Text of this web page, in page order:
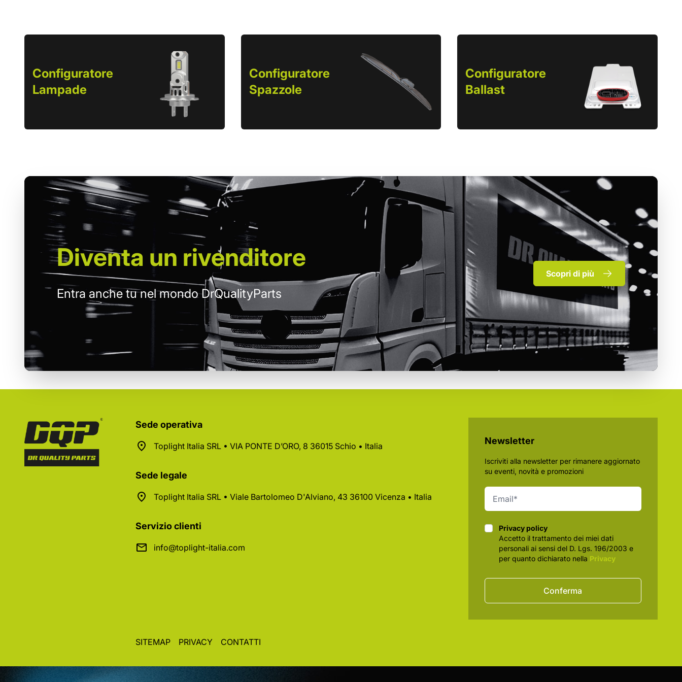
Configuratore
Lampade
Configuratore
Spazzole
Configuratore
Ballast
Diventa un rivenditore
Entra anche tu nel mondo DrQualityParts
Scopri di più
Sede operativa
Toplight Italia SRL • VIA PONTE D’ORO, 8 36015 Schio • Italia
Sede legale
Toplight Italia SRL • Viale Bartolomeo D'Alviano, 43 36100 Vicenza • Italia
Servizio clienti
info@toplight-italia.com
Newsletter
Iscriviti alla newsletter per rimanere aggiornato
su eventi, novità e promozioni
Privacy policy
Privacy policy
Accetto il trattamento dei miei dati
personali ai sensi del D. Lgs. 196/2003 e
per quanto dichiarato nella Privacy
Conferma
SITEMAP PRIVACY CONTATTI